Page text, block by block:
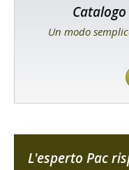
Un modo
L'esperto Pac